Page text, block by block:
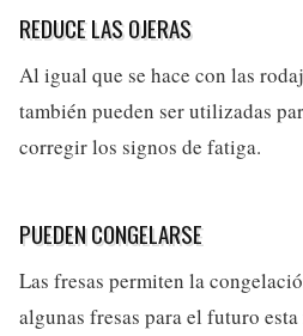
REDUCE LAS OJERAS
Al igual que se hace con las
también pueden ser utilizadas
corregir los signos de fatiga.
PUEDEN CONGELARSE
Las fresas permiten la
algunas fresas para el futuro